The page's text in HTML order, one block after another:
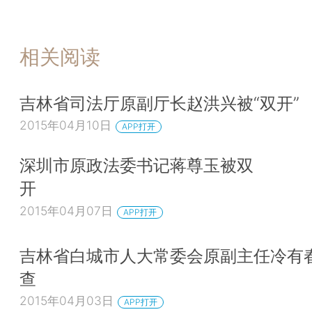
相关阅读
吉林省司法厅原副厅长赵洪兴被“双开”
2015年04月10日 APP打开
深圳市原政法委书记蒋尊玉被双
开
2015年04月07日 APP打开
吉林省白城市人大常委会原副主任冷有
查
2015年04月03日 APP打开